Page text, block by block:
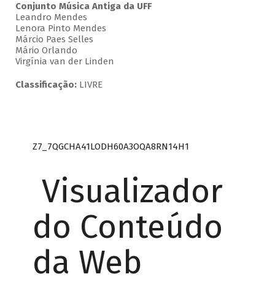
Conjunto Música Antiga da UFF
Leandro Mendes
Lenora Pinto Mendes
Márcio Paes Selles
Mário Orlando
Virgínia van der Linden
Classificação:LIVRE
Z7_7QGCHA41LODH60A3OQA8RN14H1
Visualizador
do Conteúdo
da Web